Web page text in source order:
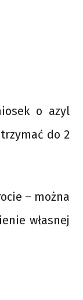
o azyl
do 2
– można
własnej